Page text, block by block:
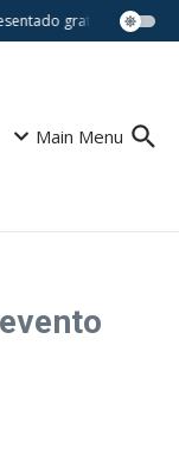
gratuitamente
Main Menu